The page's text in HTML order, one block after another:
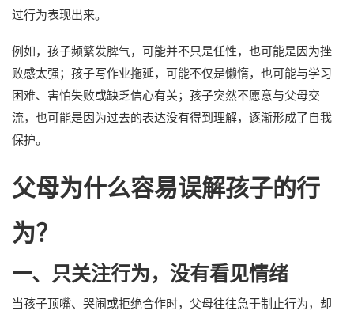
过行为表现出来。
例如，孩子频繁发脾气，可能并不只是任性，也可能是因为挫
败感太强；孩子写作业拖延，可能不仅是懒惰，也可能与学习
困难、害怕失败或缺乏信心有关；孩子突然不愿意与父母交
流，也可能是因为过去的表达没有得到理解，逐渐形成了自我
保护。
父母为什么容易误解孩子的行
为？
一、只关注行为，没有看见情绪
当孩子顶嘴、哭闹或拒绝合作时，父母往往急于制止行为，却